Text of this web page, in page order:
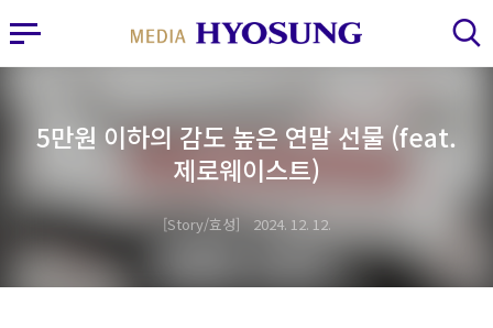
MY FRIEND HYOSUNG
사이드바 열기 검색 레이어 열기
5만원 이하의 감도 높은 연말 선물 (feat.
제로웨이스트)
Story/효성 2024. 12. 12.